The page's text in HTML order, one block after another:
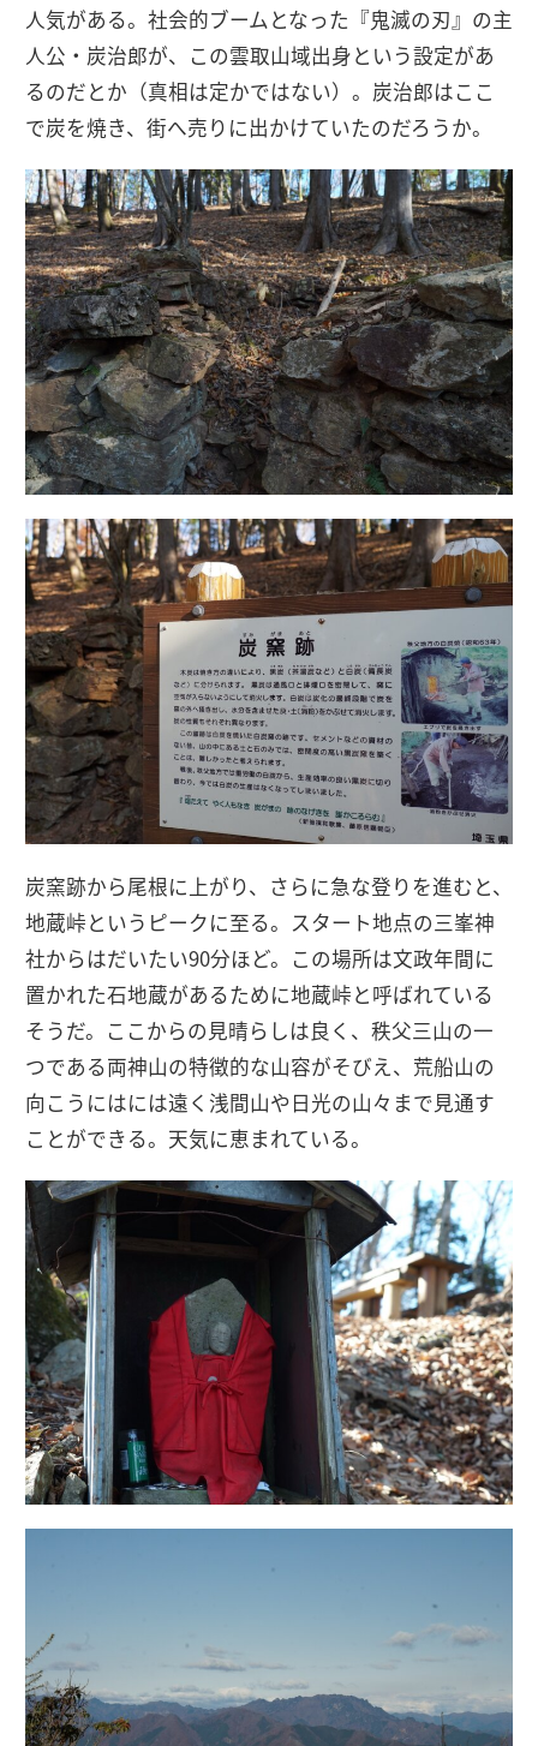
人気がある。社会的ブームとなった『鬼滅の刃』の主
人公・炭治郎が、この雲取山域出身という設定があ
るのだとか（真相は定かではない）。炭治郎はここ
で炭を焼き、街へ売りに出かけていたのだろうか。
炭窯跡から尾根に上がり、さらに急な登りを進むと、
地蔵峠というピークに至る。スタート地点の三峯神
社からはだいたい90分ほど。この場所は文政年間に
置かれた石地蔵があるために地蔵峠と呼ばれている
そうだ。ここからの見晴らしは良く、秩父三山の一
つである両神山の特徴的な山容がそびえ、荒船山の
向こうにはには遠く浅間山や日光の山々まで見通す
ことができる。天気に恵まれている。